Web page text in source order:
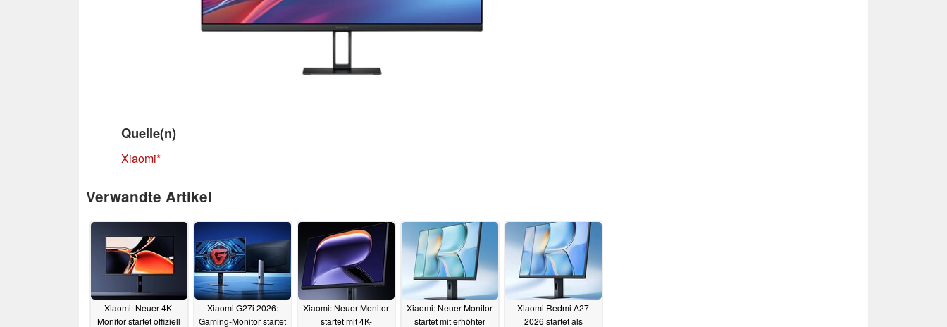
Quelle(n)
Xiaomi
Verwandte Artikel
Xiaomi: Neuer 4K-
Monitor startet offiziell
Xiaomi G27i 2026:
Gaming-Monitor startet
Xiaomi: Neuer Monitor
startet mit 4K-
Xiaomi: Neuer Monitor
startet mit erhöhter
Xiaomi Redmi A27
2026 startet als